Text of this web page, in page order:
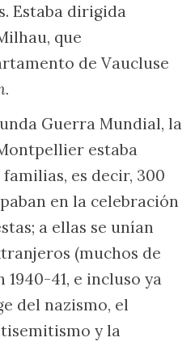
Estaba dirigida
que
de Vaucluse
Guerra Mundial, la
estaba
es decir, 300
en la celebración
a ellas se unían
(muchos de
1940-41, e incluso ya
del nazismo, el
y la